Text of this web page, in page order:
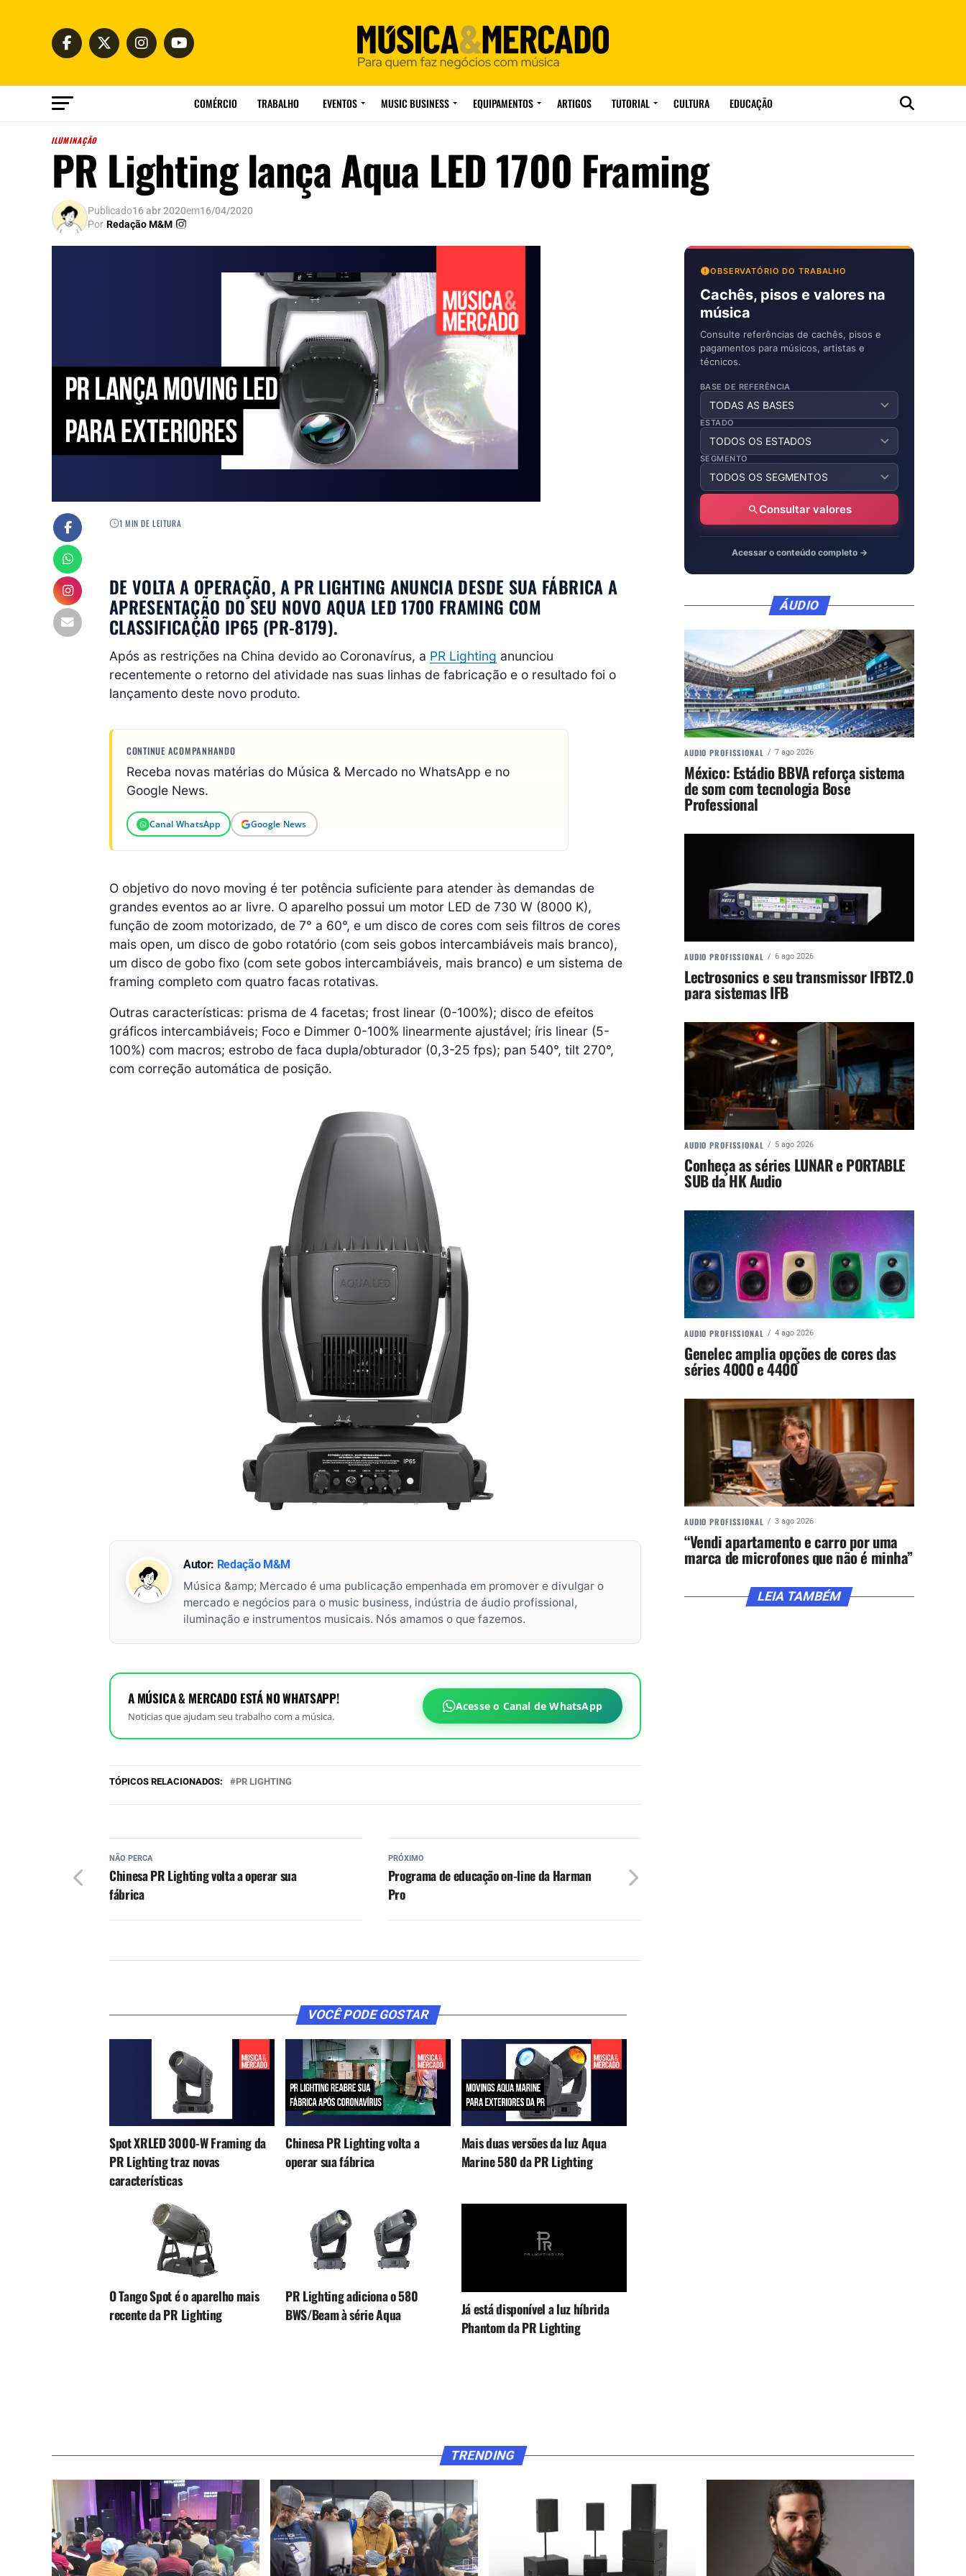
COMÉRCIO TRABALHO EVENTOS MUSIC BUSINESS EQUIPAMENTOS ARTIGOS TUTORIAL CULTURA EDUCAÇÃO
ILUMINAÇÃO
PR Lighting lança Aqua LED 1700 Framing
Publicado16 abr 2020em16/04/2020
Por Redação M&M
1 MIN DE LEITURA
DE VOLTA A OPERAÇÃO, A PR LIGHTING ANUNCIA DESDE SUA FÁBRICA A
APRESENTAÇÃO DO SEU NOVO AQUA LED 1700 FRAMING COM
CLASSIFICAÇÃO IP65 (PR-8179).
Após as restrições na China devido ao Coronavírus, a PR Lighting anunciou
recentemente o retorno del atividade nas suas linhas de fabricação e o resultado foi o
lançamento deste novo produto.
CONTINUE ACOMPANHANDO
Receba novas matérias do Música & Mercado no WhatsApp e no
Google News.
Canal WhatsApp Google News
O objetivo do novo moving é ter potência suficiente para atender às demandas de
grandes eventos ao ar livre. O aparelho possui um motor LED de 730 W (8000 K),
função de zoom motorizado, de 7° a 60°, e um disco de cores com seis filtros de cores
mais open, um disco de gobo rotatório (com seis gobos intercambiáveis ​​mais branco),
um disco de gobo fixo (com sete gobos intercambiáveis, mais branco) e um sistema de
framing completo com quatro facas rotativas.
Outras características: prisma de 4 facetas; frost linear (0-100%); disco de efeitos
gráficos intercambiáveis; Foco e Dimmer 0-100% linearmente ajustável; íris linear (5-
100%) com macros; estrobo de faca dupla/obturador (0,3-25 fps); pan 540°, tilt 270°,
com correção automática de posição.
Autor: Redação M&M
Música &amp; Mercado é uma publicação empenhada em promover e divulgar o
mercado e negócios para o music business, indústria de áudio profissional,
iluminação e instrumentos musicais. Nós amamos o que fazemos.
A MÚSICA & MERCADO ESTÁ NO WHATSAPP!
Noticias que ajudam seu trabalho com a música.
Acesse o Canal de WhatsApp
TÓPICOS RELACIONADOS: PR LIGHTING
PRÓXIMO
Programa de educação on-line da Harman
Pro
NÃO PERCA
Chinesa PR Lighting volta a operar sua
fábrica
VOCÊ PODE GOSTAR
Spot XRLED 3000-W Framing da
PR Lighting traz novas
características
Chinesa PR Lighting volta a
operar sua fábrica
Mais duas versões da luz Aqua
Marine 580 da PR Lighting
O Tango Spot é o aparelho mais
recente da PR Lighting
PR Lighting adiciona o 580
BWS/Beam à série Aqua
Já está disponível a luz híbrida
Phantom da PR Lighting
OBSERVATÓRIO DO TRABALHO
Cachês, pisos e valores na
música
Consulte referências de cachês, pisos e
pagamentos para músicos, artistas e
técnicos.
BASE DE REFERÊNCIA
ESTADO
SEGMENTO
Consultar valores
Acessar o conteúdo completo →
ÁUDIO
AUDIO PROFISSIONAL 7 ago 2026
México: Estádio BBVA reforça sistema
de som com tecnologia Bose
Professional
AUDIO PROFISSIONAL 6 ago 2026
Lectrosonics e seu transmissor IFBT2.0
para sistemas IFB
AUDIO PROFISSIONAL 5 ago 2026
Conheça as séries LUNAR e PORTABLE
SUB da HK Audio
AUDIO PROFISSIONAL 4 ago 2026
Genelec amplia opções de cores das
séries 4000 e 4400
AUDIO PROFISSIONAL 3 ago 2026
“Vendi apartamento e carro por uma
marca de microfones que não é minha”
LEIA TAMBÉM
TRENDING